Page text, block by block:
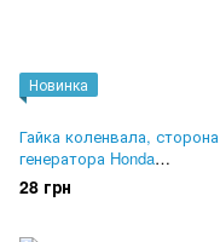
Новинка
Гайка коленвала, сторона
генератора Honda
DIO/TACT/LEAD
28 грн